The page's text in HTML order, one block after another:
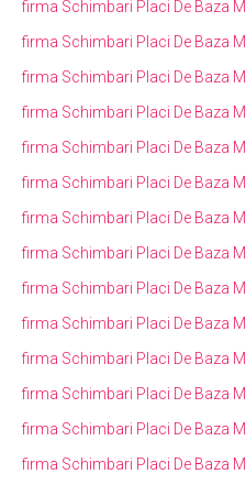
firma Schimbari Placi De Baza
firma Schimbari Placi De Baza
firma Schimbari Placi De Baza
firma Schimbari Placi De Baza
firma Schimbari Placi De Baza
firma Schimbari Placi De Baza
firma Schimbari Placi De Baza
firma Schimbari Placi De Baza
firma Schimbari Placi De Baza
firma Schimbari Placi De Baza
firma Schimbari Placi De Baza
firma Schimbari Placi De Baza
firma Schimbari Placi De Baza
firma Schimbari Placi De Baza